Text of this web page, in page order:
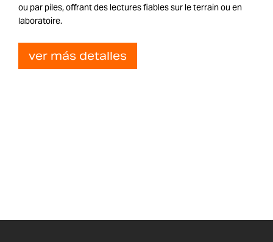
ou par piles, offrant des lectures fiables sur le terrain ou en
laboratoire.
ver más detalles